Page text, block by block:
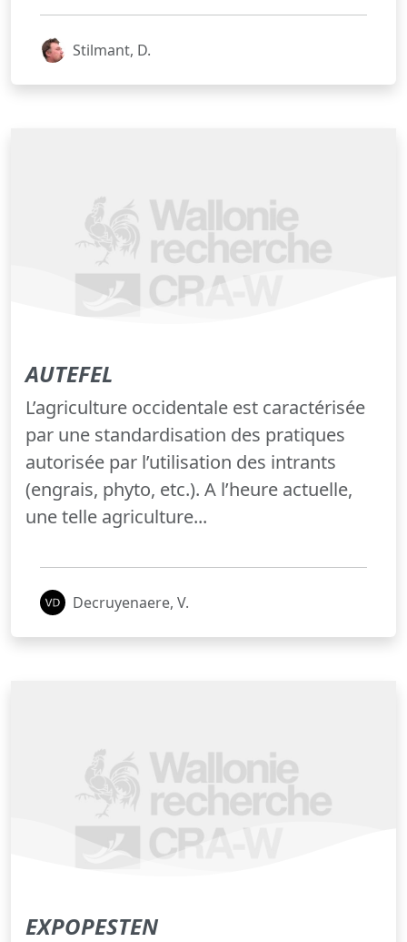
Stilmant, D.
AUTEFEL
L’agriculture occidentale est caractérisée
par une standardisation des pratiques
autorisée par l’utilisation des intrants
(engrais, phyto, etc.). A l’heure actuelle,
une telle agriculture...
Decruyenaere, V.
EXPOPESTEN